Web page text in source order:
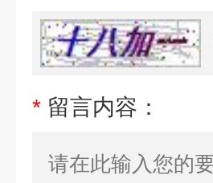
* 留言内容：